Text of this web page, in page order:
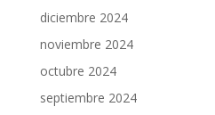
diciembre 2024
noviembre 2024
octubre 2024
septiembre 2024